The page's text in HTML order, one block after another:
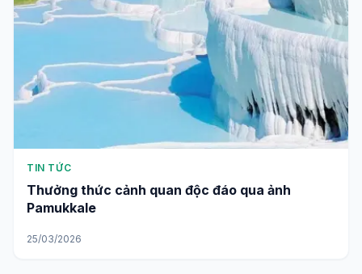
TIN TỨC
Thưởng thức cảnh quan độc đáo qua ảnh
Pamukkale
25/03/2026